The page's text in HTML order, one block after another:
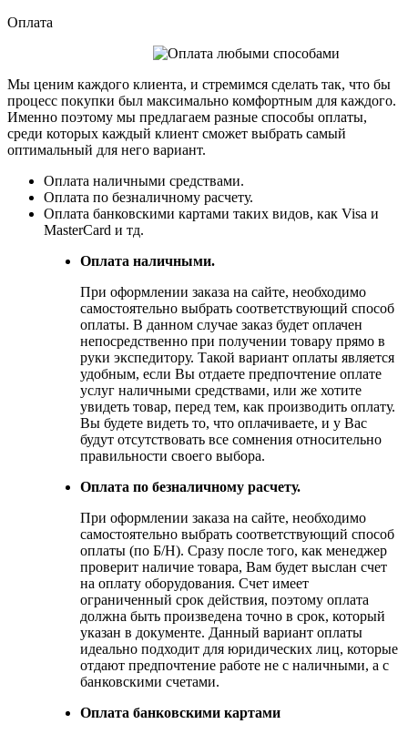
Оплата
Мы ценим каждого клиента, и стремимся сделать так, что бы
процесс покупки был максимально комфортным для каждого.
Именно поэтому мы предлагаем разные способы оплаты,
среди которых каждый клиент сможет выбрать самый
оптимальный для него вариант.
Оплата наличными средствами.
Оплата по безналичному расчету.
Оплата банковскими картами таких видов, как Visa и
MasterCard и тд.
Оплата наличными.
При оформлении заказа на сайте, необходимо
самостоятельно выбрать соответствующий способ
оплаты. В данном случае заказ будет оплачен
непосредственно при получении товару прямо в
руки экспедитору. Такой вариант оплаты является
удобным, если Вы отдаете предпочтение оплате
услуг наличными средствами, или же хотите
увидеть товар, перед тем, как производить оплату.
Вы будете видеть то, что оплачиваете, и у Вас
будут отсутствовать все сомнения относительно
правильности своего выбора.
Оплата по безналичному расчету.
При оформлении заказа на сайте, необходимо
самостоятельно выбрать соответствующий способ
оплаты (по Б/Н). Сразу после того, как менеджер
проверит наличие товара, Вам будет выслан счет
на оплату оборудования. Счет имеет
ограниченный срок действия, поэтому оплата
должна быть произведена точно в срок, который
указан в документе. Данный вариант оплаты
идеально подходит для юридических лиц, которые
отдают предпочтение работе не с наличными, а с
банковскими счетами.
Оплата банковскими картами